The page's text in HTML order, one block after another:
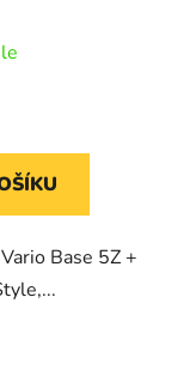
Base 5Z +